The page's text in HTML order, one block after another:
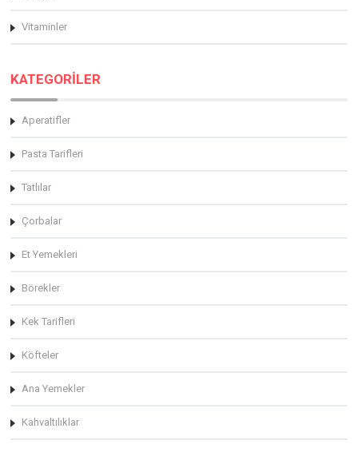
Vitaminler
KATEGORİLER
Aperatifler
Pasta Tarifleri
Tatlılar
Çorbalar
Et Yemekleri
Börekler
Kek Tarifleri
Köfteler
Ana Yemekler
Kahvaltılıklar